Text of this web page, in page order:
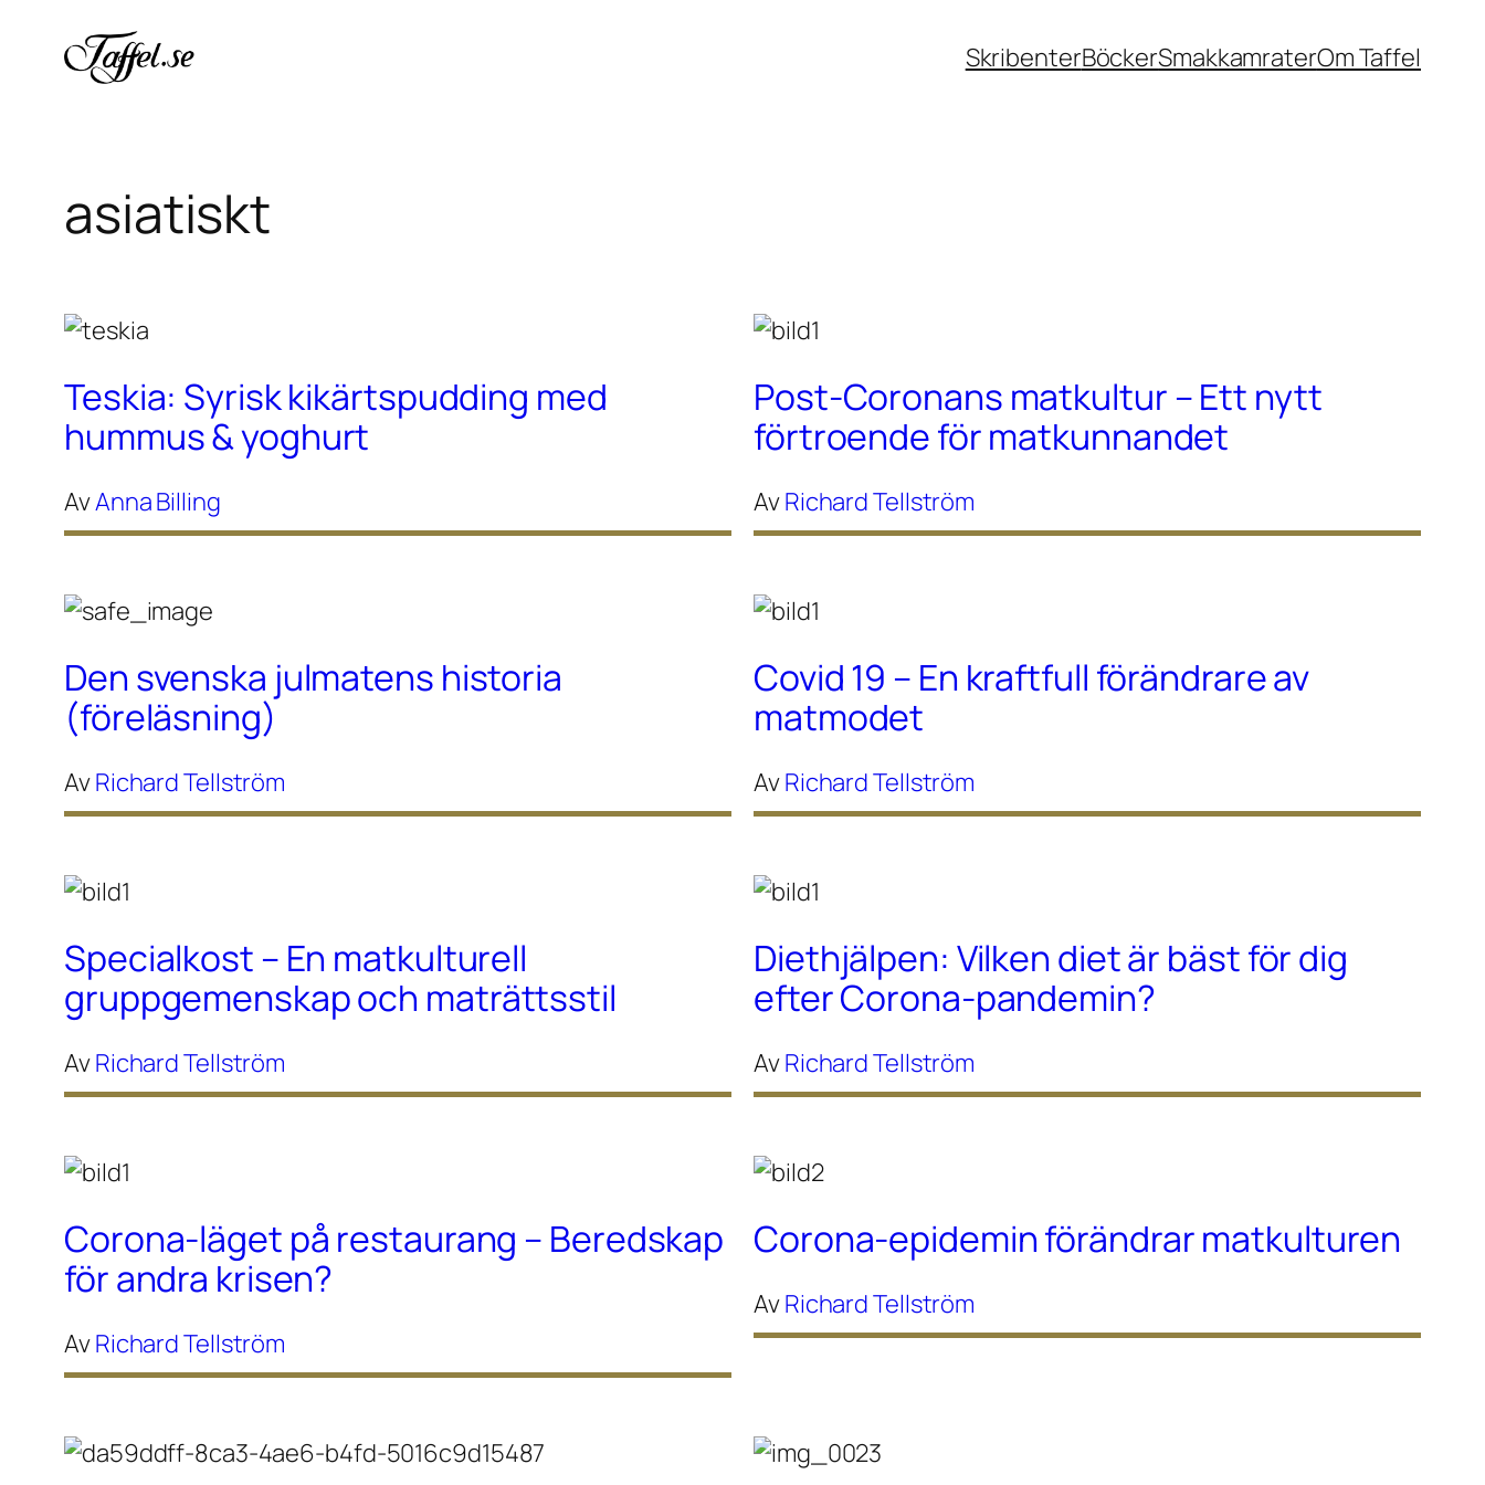
innehåll
SkribenterBöckerSmakkamraterOm Taffel
asiatiskt
Teskia: Syrisk kikärtspudding med
hummus & yoghurt
AvAnna Billing
Post-Coronans matkultur – Ett nytt
förtroende för matkunnandet
AvRichard Tellström
Den svenska julmatens historia
(föreläsning)
AvRichard Tellström
Covid 19 – En kraftfull förändrare av
matmodet
AvRichard Tellström
Specialkost – En matkulturell
gruppgemenskap och maträttsstil
AvRichard Tellström
Diethjälpen: Vilken diet är bäst för dig
efter Corona-pandemin?
AvRichard Tellström
Corona-läget på restaurang – Beredskap
för andra krisen?
AvRichard Tellström
Corona-epidemin förändrar matkulturen
AvRichard Tellström